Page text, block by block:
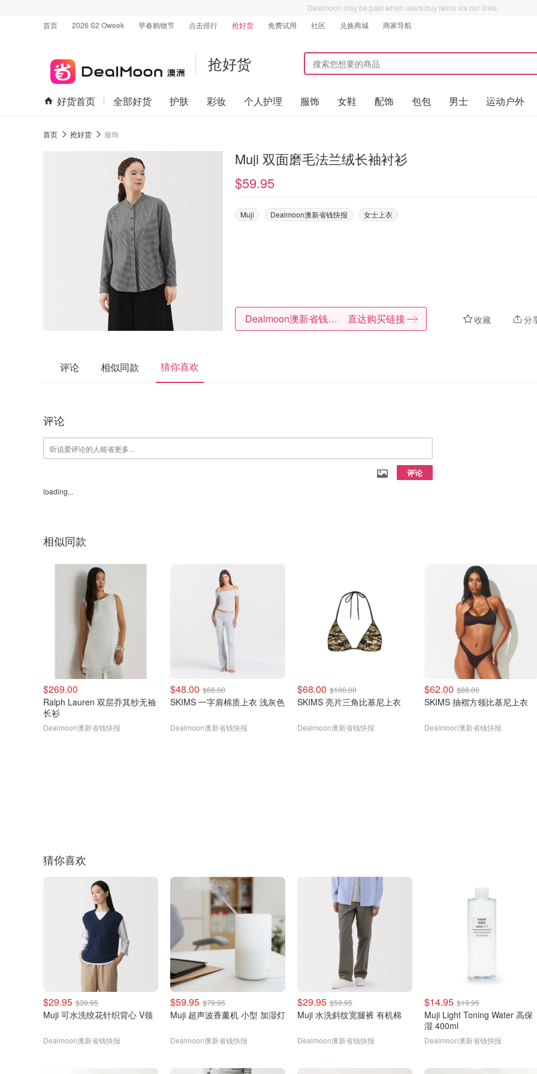
Dealmoon may be paid when users buy items via our links.
首页
2026 S2 Oweek 早春购物节 点击排行 抢好货 免费试用 社区 兑换商城 商家导航
抢好货
好货首页 全部好货 护肤 彩妆 个人护理 服饰 女鞋 配饰 包包 男士 运动户外
首页 抢好货 服饰
Muji 双面磨毛法兰绒长袖衬衫
$59.95
Muji Dealmoon澳新省钱快报 女士上衣
收藏 分
Dealmoon澳新省钱快报 直达购买链接
评论 相似同款 猜你喜欢
评论
评论
loading...
相似同款
$269.00
Ralph Lauren 双层乔其纱无袖
长衫
Dealmoon澳新省钱快报
$48.00 $68.00
SKIMS 一字肩棉质上衣 浅灰色
Dealmoon澳新省钱快报
$68.00 $100.00
SKIMS 亮片三角比基尼上衣
Dealmoon澳新省钱快报
$62.00 $88.00
SKIMS 抽褶方领比基尼上衣
Dealmoon澳新省钱快报
猜你喜欢
$29.95 $39.95
Muji 可水洗绞花针织背心 V领
Dealmoon澳新省钱快报
$59.95 $79.95
Muji 超声波香薰机 小型 加湿灯
Dealmoon澳新省钱快报
$29.95 $59.95
Muji 水洗斜纹宽腿裤 有机棉
Dealmoon澳新省钱快报
$14.95 $19.95
Muji Light Toning Water 高保
湿 400ml
Dealmoon澳新省钱快报